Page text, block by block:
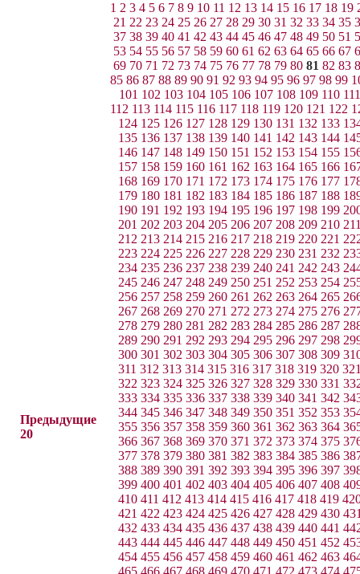
Предыдущие
20
1 2 3 4 5 6 7 8 9 10 11 12 13 14 15 16 17 18 19
21 22 23 24 25 26 27 28 29 30 31 32 33 34 35
37 38 39 40 41 42 43 44 45 46 47 48 49 50 51
53 54 55 56 57 58 59 60 61 62 63 64 65 66 67
69 70 71 72 73 74 75 76 77 78 79 80 81 82 83
85 86 87 88 89 90 91 92 93 94 95 96 97 98 99
101 102 103 104 105 106 107 108 109 110 111
112 113 114 115 116 117 118 119 120 121 122
124 125 126 127 128 129 130 131 132 133
135 136 137 138 139 140 141 142 143 144
146 147 148 149 150 151 152 153 154 155
157 158 159 160 161 162 163 164 165 166
168 169 170 171 172 173 174 175 176 177
179 180 181 182 183 184 185 186 187 188
190 191 192 193 194 195 196 197 198 199
201 202 203 204 205 206 207 208 209 210
212 213 214 215 216 217 218 219 220 221
223 224 225 226 227 228 229 230 231 232
234 235 236 237 238 239 240 241 242 243
245 246 247 248 249 250 251 252 253 254
256 257 258 259 260 261 262 263 264 265
267 268 269 270 271 272 273 274 275 276
278 279 280 281 282 283 284 285 286 287
289 290 291 292 293 294 295 296 297 298
300 301 302 303 304 305 306 307 308 309
311 312 313 314 315 316 317 318 319 320
322 323 324 325 326 327 328 329 330 331
333 334 335 336 337 338 339 340 341 342
344 345 346 347 348 349 350 351 352 353
355 356 357 358 359 360 361 362 363 364
366 367 368 369 370 371 372 373 374 375
377 378 379 380 381 382 383 384 385 386
388 389 390 391 392 393 394 395 396 397
399 400 401 402 403 404 405 406 407 408
410 411 412 413 414 415 416 417 418 419
421 422 423 424 425 426 427 428 429 430
432 433 434 435 436 437 438 439 440 441
443 444 445 446 447 448 449 450 451 452
454 455 456 457 458 459 460 461 462 463